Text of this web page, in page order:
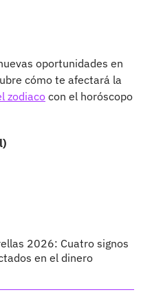
oportunidades en
cómo te afectará la
zodiaco con el horóscopo
2026: Cuatro signos
en el dinero